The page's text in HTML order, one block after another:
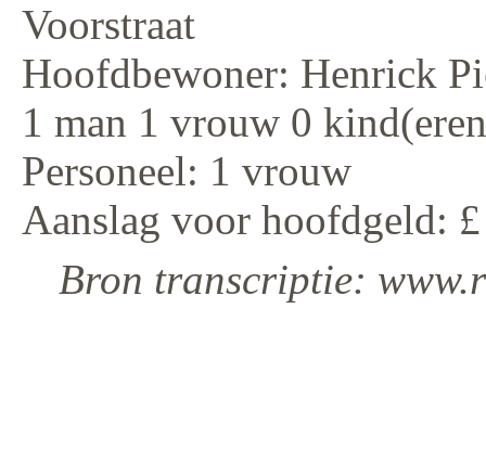
Voorstraat
Hoofdbewoner: Henrick
1 man 1 vrouw 0
Personeel: 1 vrouw
Aanslag voor hoofdgeld:
Bron transcriptie: